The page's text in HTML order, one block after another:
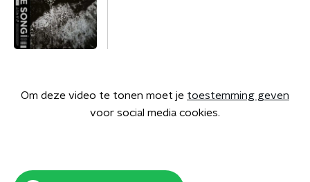
Om deze video te tonen moet je toestemming geven
voor social media cookies.